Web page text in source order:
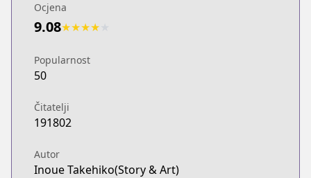
Ocjena
9.08★★★★
Popularnost
50
Čitatelji
191802
Autor
Inoue Takehiko(Story & Art)